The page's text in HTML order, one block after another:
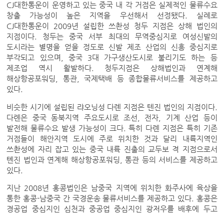
CJ대한통운이 운영하고 있는 중국 내 각 거점은 실제적인 물류수요
창출 가능성이 높은 지역을 우선해서 선정됐다. 실례로
CJ대한통운이 2009년 설립한 쓰촨성 청두 지점은 상해 법인의
지점이다. 청두는 중국 서부 최대의 무역중심지로 여성신발의
도시라는 별명을 얻을 정도로 신발 제조 산업의 신흥 중심지로
부각되고 있으며, 중국 3대 가구생산도시로 불리기도 하는 등
제조업 역시 활발하다. 청두지점은 상해법인과 연계해
해상항공포워딩, 통관, 국제택배 등 종합물류서비스를 제공하고
있다.
비슷한 시기에 설립된 랴오닝성 다롄 지점은 텐진 법인의 지점이다.
다롄은 중국 동북지역 주요도시로 조선, 전자, 기계 산업 등이
발전해 물류수요 발생 가능성이 크다. 특히 다롄 지점은 특히 기존
거점들이 해안지역 도시에 주로 위치한 것과 달리 내륙지역인
쓰촨성에 자리 잡고 있는 중국 내륙 진출의 교두보 격 지점으로서
톈진 법인과 연계해 해상항공포워딩, 통관 등의 서비스를 제공하고
있다.
지난 2008년 홍콩법인은 남중국 지역에 위치한 화주사에 육상을
통한 홍콩-남중국 간 국경운송 물류서비스를 제공하고 있다. 홍콩은
경공업 중심지인 심천과 중공업 중심지인 광저우를 배후에 두고